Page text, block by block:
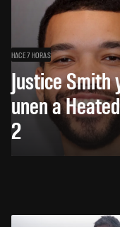
HACE 7 HORAS
Justice Smith
unen a
2